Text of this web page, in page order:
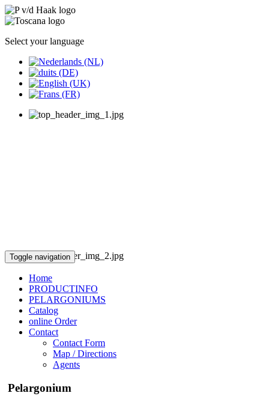
Select your language
Toggle navigation
Home
PRODUCTINFO
PELARGONIUMS
Catalog
online Order
Contact
Contact Form
Map / Directions
Agents
Pelargonium